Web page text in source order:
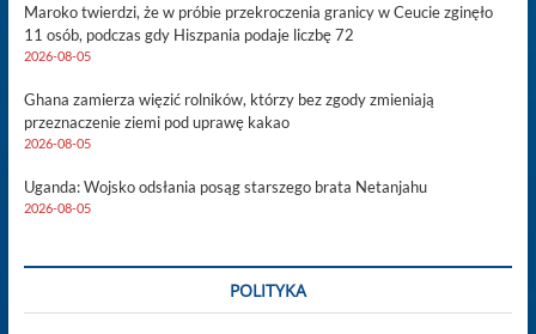
Maroko twierdzi, że w próbie przekroczenia granicy w Ceucie zginęło
11 osób, podczas gdy Hiszpania podaje liczbę 72
2026-08-05
Ghana zamierza więzić rolników, którzy bez zgody zmieniają
przeznaczenie ziemi pod uprawę kakao
2026-08-05
Uganda: Wojsko odsłania posąg starszego brata Netanjahu
2026-08-05
POLITYKA